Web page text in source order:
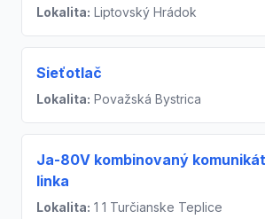
Lokalita: Liptovský Hrádok
Sieťotlač
Lokalita: Považská Bystrica
Ja-80V kombinovaný
linka
Lokalita: 1 1 Turčianske Teplice